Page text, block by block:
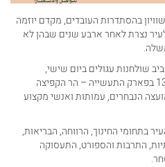
בהסתדרות העובדים, מקדם יוזמה
נצרת לאחר ארבע שנים שבהן לא
שולחנות עגולים ביום שישי,
21.11.2025, בין השעות 9:30–13:30 בפארק התעשייה – הר הקפיצה
הנבחרים, עמותות ואנשי מקצוע
בתחומי החינוך, הרווחה, הבריאות,
התרבות והספורט, התעסוקה